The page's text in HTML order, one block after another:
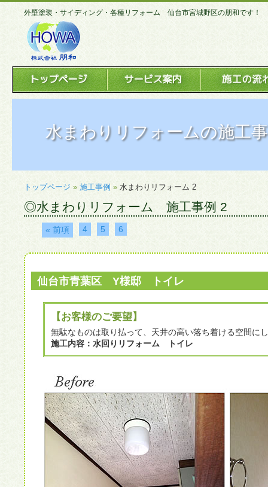
外壁塗装・サイディング・各種リフォーム 仙台市宮城野区の朋和です！
水まわりリフォームの施工
トップページ » 施工事例 » 水まわりリフォーム 2
◎水まわりリフォーム 施工事例 2
« 前項 4 5 6
仙台市青葉区 Y様邸 トイレ
【お客様のご要望】
無駄なものは取り払って、天井の高い落ち着ける空間に
施工内容：水回りリフォーム トイレ